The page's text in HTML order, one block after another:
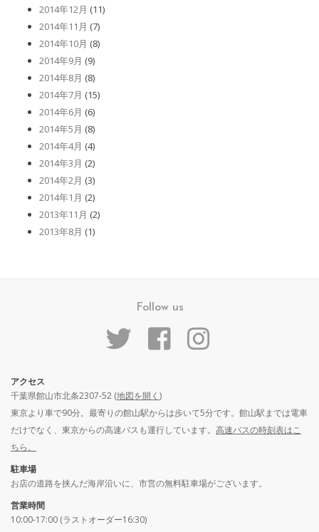
2014年12月 (11)
2014年11月 (7)
2014年10月 (8)
2014年9月 (9)
2014年8月 (8)
2014年7月 (15)
2014年6月 (6)
2014年5月 (8)
2014年4月 (4)
2014年3月 (2)
2014年2月 (3)
2014年1月 (2)
2013年11月 (2)
2013年8月 (1)
Follow us
アクセス
千葉県館山市北条2307-52 (地図を開く )
東京より車で90分。最寄りの館山駅からは歩いて5分です。館山駅までは電車
だけでなく、東京からの高速バスも運行しています。 高速バスの時刻表はこ
ちら。
駐車場
お店の道路を挟んだ海岸沿いに、市営の無料駐車場がございます。
営業時間
10:00-17:00 (ラストオーダー16:30)